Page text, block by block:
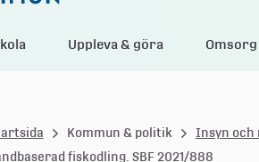
Uppleva & göra
Kommun & politik Insyn och
fiskodling. SBF 2021/888